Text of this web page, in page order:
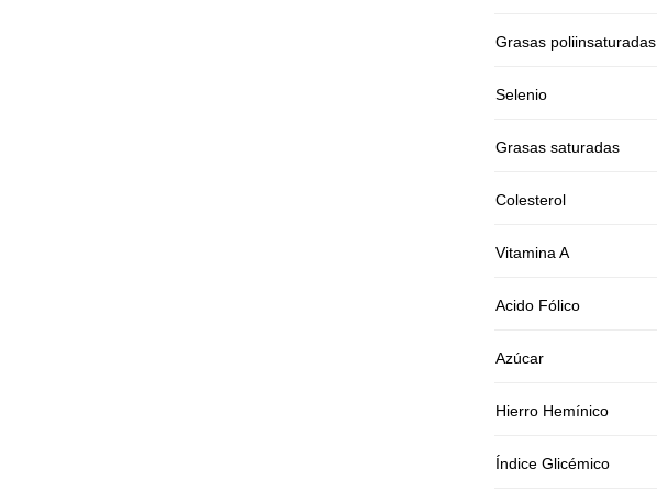
Grasas poliinsaturadas
Selenio
Grasas saturadas
Colesterol
Vitamina A
Acido Fólico
Azúcar
Hierro Hemínico
Índice Glicémico